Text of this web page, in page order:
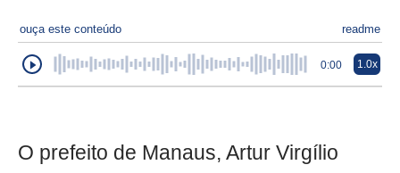
ouça este conteúdo readme
0:00 1.0x
O prefeito de Manaus, Artur Virgílio